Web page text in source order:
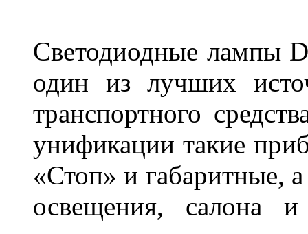
Светодиодные лампы
один из лучших
транспортного
унификации такие
«Стоп» и габаритные,
освещения, салона